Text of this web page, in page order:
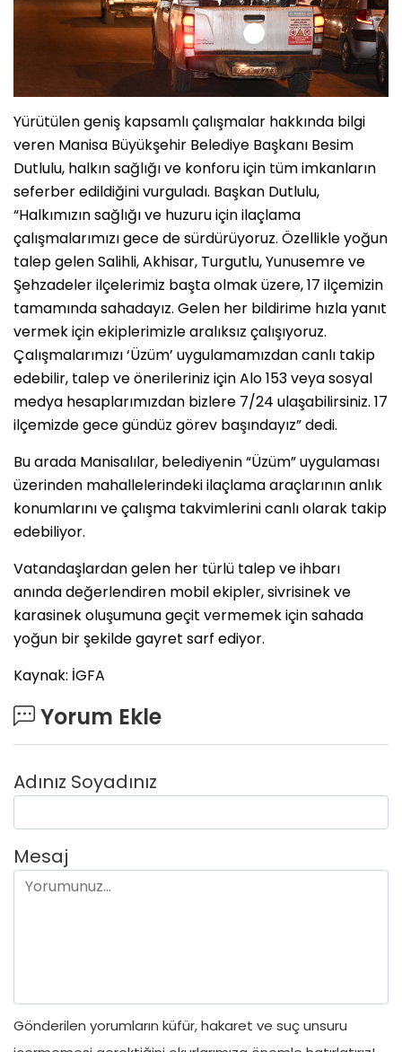
Yürütülen geniş kapsamlı çalışmalar hakkında bilgi
veren Manisa Büyükşehir Belediye Başkanı Besim
Dutlulu, halkın sağlığı ve konforu için tüm imkanların
seferber edildiğini vurguladı. Başkan Dutlulu,
“Halkımızın sağlığı ve huzuru için ilaçlama
çalışmalarımızı gece de sürdürüyoruz. Özellikle yoğun
talep gelen Salihli, Akhisar, Turgutlu, Yunusemre ve
Şehzadeler ilçelerimiz başta olmak üzere, 17 ilçemizin
tamamında sahadayız. Gelen her bildirime hızla yanıt
vermek için ekiplerimizle aralıksız çalışıyoruz.
Çalışmalarımızı ‘Üzüm’ uygulamamızdan canlı takip
edebilir, talep ve önerileriniz için Alo 153 veya sosyal
medya hesaplarımızdan bizlere 7/24 ulaşabilirsiniz. 17
ilçemizde gece gündüz görev başındayız” dedi.
Bu arada Manisalılar, belediyenin “Üzüm” uygulaması
üzerinden mahallelerindeki ilaçlama araçlarının anlık
konumlarını ve çalışma takvimlerini canlı olarak takip
edebiliyor.
Vatandaşlardan gelen her türlü talep ve ihbarı
anında değerlendiren mobil ekipler, sivrisinek ve
karasinek oluşumuna geçit vermemek için sahada
yoğun bir şekilde gayret sarf ediyor.
Kaynak: İGFA
Yorum Ekle
Adınız Soyadınız
Mesaj
Gönderilen yorumların küfür, hakaret ve suç unsuru